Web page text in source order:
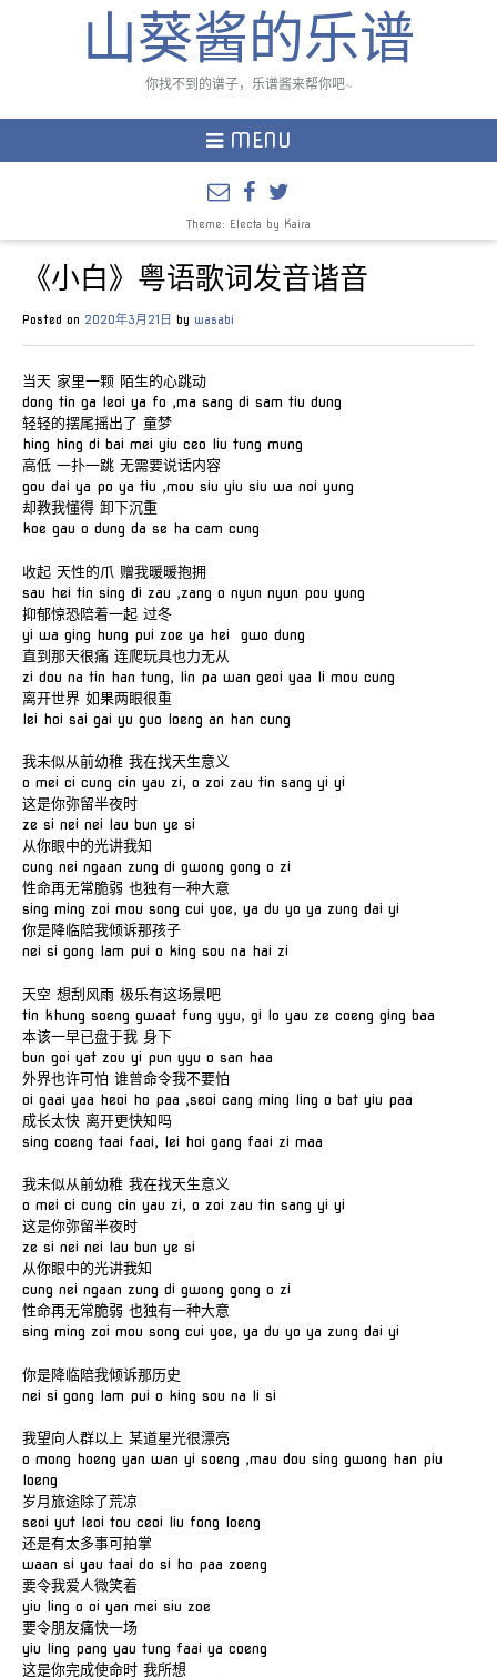
山葵酱的乐谱
你找不到的谱子，乐谱酱来帮你吧~
MENU
Theme: Electa by Kaira
《小白》粤语歌词发音谐音
Posted on 2020年3月21日 by wasabi
当天 家里一颗 陌生的心跳动
dong tin ga leoi ya fo ,ma sang di sam tiu dung
轻轻的摆尾摇出了 童梦
hing hing di bai mei yiu ceo liu tung mung
高低 一扑一跳 无需要说话内容
gou dai ya po ya tiu ,mou siu yiu siu wa noi yung
却教我懂得 卸下沉重
koe gau o dung da se ha cam cung
收起 天性的爪 赠我暖暖抱拥
sau hei tin sing di zau ,zang o nyun nyun pou yung
抑郁惊恐陪着一起 过冬
yi wa ging hung pui zoe ya hei gwo dung
直到那天很痛 连爬玩具也力无从
zi dou na tin han tung, lin pa wan geoi yaa li mou cung
离开世界 如果两眼很重
lei hoi sai gai yu guo loeng an han cung
我未似从前幼稚 我在找天生意义
o mei ci cung cin yau zi, o zoi zau tin sang yi yi
这是你弥留半夜时
ze si nei nei lau bun ye si
从你眼中的光讲我知
cung nei ngaan zung di gwong gong o zi
性命再无常脆弱 也独有一种大意
sing ming zoi mou song cui yoe, ya du yo ya zung dai yi
你是降临陪我倾诉那孩子
nei si gong lam pui o king sou na hai zi
天空 想刮风雨 极乐有这场景吧
tin khung soeng gwaat fung yyu, gi lo yau ze coeng ging baa
本该一早已盘于我 身下
bun goi yat zou yi pun yyu o san haa
外界也许可怕 谁曾命令我不要怕
oi gaai yaa heoi ho paa ,seoi cang ming ling o bat yiu paa
成长太快 离开更快知吗
sing coeng taai faai, lei hoi gang faai zi maa
我未似从前幼稚 我在找天生意义
o mei ci cung cin yau zi, o zoi zau tin sang yi yi
这是你弥留半夜时
ze si nei nei lau bun ye si
从你眼中的光讲我知
cung nei ngaan zung di gwong gong o zi
性命再无常脆弱 也独有一种大意
sing ming zoi mou song cui yoe, ya du yo ya zung dai yi
你是降临陪我倾诉那历史
nei si gong lam pui o king sou na li si
我望向人群以上 某道星光很漂亮
o mong hoeng yan wan yi soeng ,mau dou sing gwong han piu
loeng
岁月旅途除了荒凉
seoi yut leoi tou ceoi liu fong loeng
还是有太多事可拍掌
waan si yau taai do si ho paa zoeng
要令我爱人微笑着
yiu ling o oi yan mei siu zoe
要令朋友痛快一场
yiu ling pang yau tung faai ya coeng
这是你完成使命时 我所想